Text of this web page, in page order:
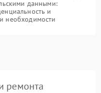
данными:
и
необходимости
ремонта